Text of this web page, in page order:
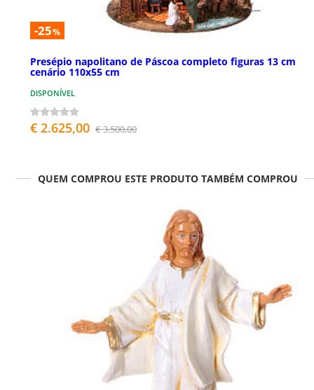
-25%
Presépio napolitano de Páscoa completo figuras 13 cm
cenário 110x55 cm
DISPONÍVEL
€ 2.625,00 € 3.500,00
QUEM COMPROU ESTE PRODUTO TAMBÉM COMPROU